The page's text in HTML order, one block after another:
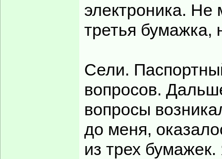
электроника. Не
третья бумажка,
Сели.
вопросов.
вопросы
до меня,
из трех